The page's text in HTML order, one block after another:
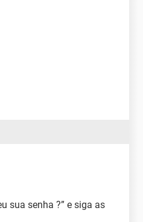
sua senha ?” e siga as